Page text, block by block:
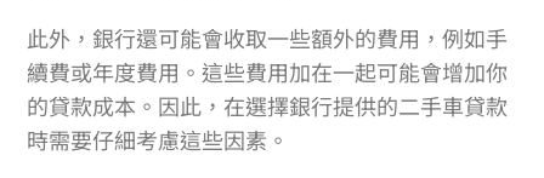
此外，銀行還可能會收取一些額外的費用，例如手
續費或年度費用。這些費用加在一起可能會增加你
的貸款成本。因此，在選擇銀行提供的二手車貸款
時需要仔細考慮這些因素。